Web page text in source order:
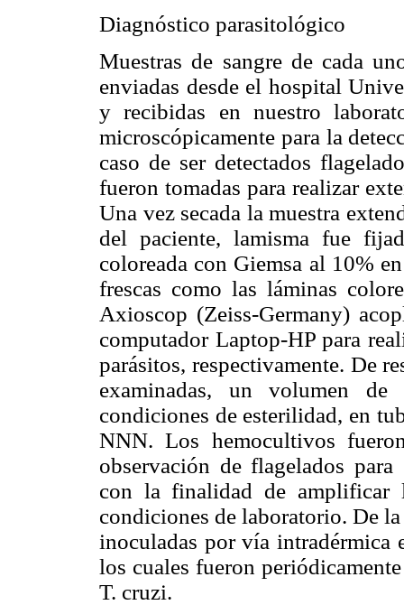
Diagnóstico parasitológico
Muestras de sangre de cada
enviadas desde el hospital
y recibidas en nuestro
microscópicamente para la
caso de ser detectados
fueron tomadas para realizar
Una vez secada la muestra
del paciente, lamisma fue
coloreada con Giemsa al 10%
frescas como las láminas
Axioscop (Zeiss-Germany)
computador Laptop-HP para
parásitos, respectivamente. De
examinadas, un volumen
condiciones de esterilidad, en
NNN. Los hemocultivos
observación de flagelados
con la finalidad de amplificar
condiciones de laboratorio. De
inoculadas por vía intradérmica
los cuales fueron
T. cruzi.